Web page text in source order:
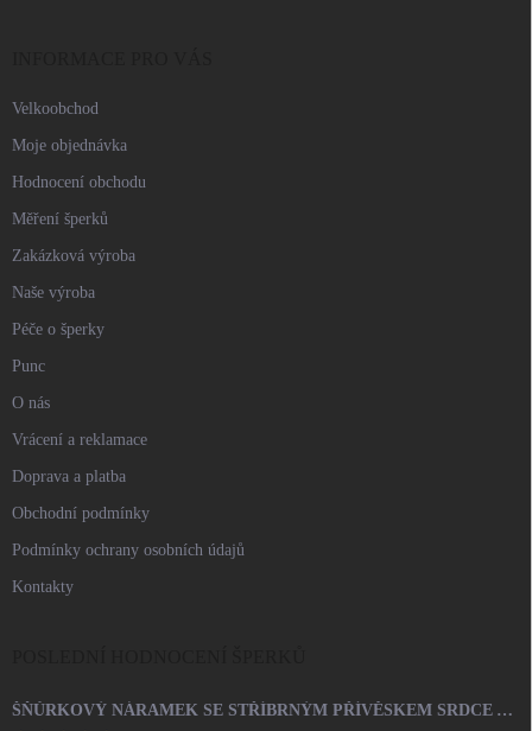
Velkoobchod
Moje objednávka
Hodnocení obchodu
Měření šperků
Zakázková výroba
Naše výroba
Péče o šperky
Punc
O nás
Vrácení a reklamace
Doprava a platba
Obchodní podmínky
Podmínky ochrany osobních údajů
Kontakty
ŠŇŮRKOVÝ NÁRAMEK SE STŘÍBRNÝM PŘÍVĚSKEM SRDCE A KRYSTALY SWAROVSKI CRYSTAL (STŘÍBRO 925/1000)